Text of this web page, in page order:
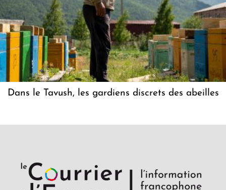
Dans le Tavush, les gardiens discrets des abeilles